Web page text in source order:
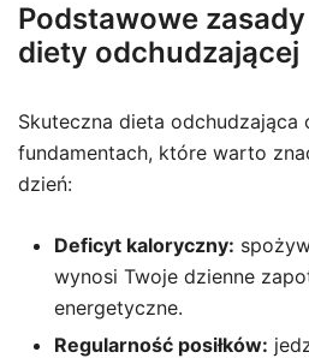
Podstawowe
diety odchudzającej
Skuteczna dieta odchudzająca
fundamentach, które warto
dzień:
Deficyt kaloryczny:
wynosi Twoje dzienne
energetyczne.
Regularność posiłków: